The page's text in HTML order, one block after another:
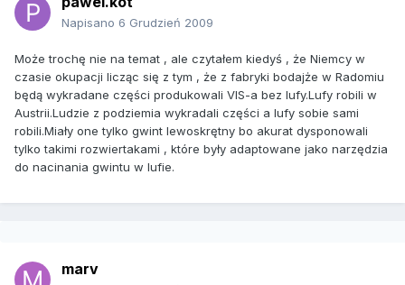
Napisano 6 Grudzień 2009
Może trochę nie na temat , ale czytałem kiedyś , że Niemcy w
czasie okupacji licząc się z tym , że z fabryki bodajże w Radomiu
będą wykradane części produkowali VIS-a bez lufy.Lufy robili w
Austrii.Ludzie z podziemia wykradali części a lufy sobie sami
robili.Miały one tylko gwint lewoskrętny bo akurat dysponowali
tylko takimi rozwiertakami , które były adaptowane jako narzędzia
do nacinania gwintu w lufie.
marv